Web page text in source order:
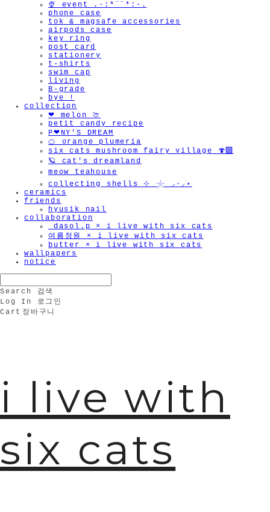
🍨 event .·:*¨¨*:·.
phone case
tok & magsafe accessories
airpods case
key ring
post card
stationery
t-shirts
swim cap
living
B-grade
bye !
collection
❤︎ melon 🍈
petit candy recipe
P❤︎NY'S DREAM
🍊 orange plumeria
six cats mushroom fairy village 🍄‍🟫
🪐 cat's dreamland
meow teahouse
collecting shells ⊹ 𓇼 ⸝·⸝⋆
ceramics
friends
hyusik_nail
collaboration
_dasol.p × i live with six cats
여름정원 × i live with six cats
butter × i live with six cats
wallpapers
notice
Search
검색
Log In
로그인
Cart 장바구니
i live with
six cats